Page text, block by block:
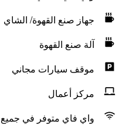
جهاز صنع القهوة/ الشاي
آلة صنع القهوة
موقف سيارات مجاني
مركز أعمال
واي فاي متوفر في جميع